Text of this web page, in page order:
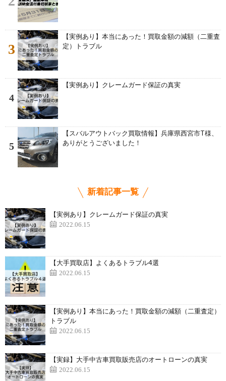
3
【実例あり】本当にあった！買取金額の減額（二重査
定）トラブル
4
【実例あり】クレームガード保証の真実
5
【スバルアウトバック買取情報】兵庫県西宮市T様、
ありがとうございました！
新着記事一覧
【実例あり】クレームガード保証の真実
2022.06.15
【大手買取店】よくあるトラブル4選
2022.06.15
【実例あり】本当にあった！買取金額の減額（二重査定）
トラブル
2022.06.15
【実録】大手中古車買取販売店のオートローンの真実
2022.06.15